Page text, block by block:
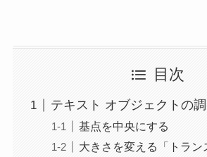
目次
テキスト オブジェクトの
基点を中央にする
大きさを変える「トラン